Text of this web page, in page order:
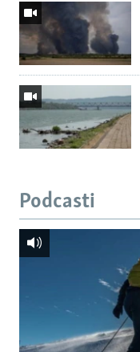
Podcasti